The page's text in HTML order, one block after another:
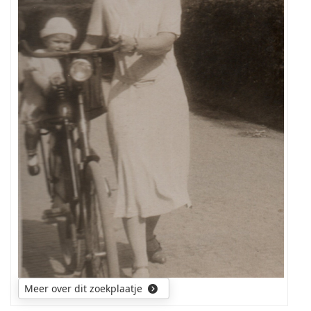
en
plaats
is
me
nog
steeds
niet
duidelijk.
Meer over dit zoekplaatje